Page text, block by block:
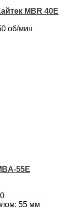
МВR 40Е
об/мин
55E
55 мм